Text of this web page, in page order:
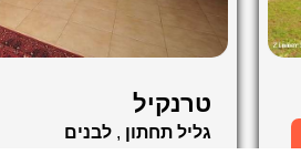
טרנקיל
גליל תחתון ,לבנים